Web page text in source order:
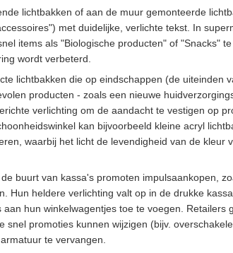
lichtbakken of aan de muur gemonteerde
met duidelijke, verlichte tekst. In
items als "Biologische producten" of "Snacks"
wordt verbeterd.
lichtbakken die op eindschappen (de uiteinden
producten - zoals een nieuwe
verlichting om de aandacht te vestigen op
kan bijvoorbeeld kleine acryl
waarbij het licht de levendigheid van de kleur
buurt van kassa's promoten impulsaankopen,
Hun heldere verlichting valt op in de drukke
hun winkelwagentjes toe te voegen. Retailers
snel promoties kunnen wijzigen (bijv.
te vervangen.